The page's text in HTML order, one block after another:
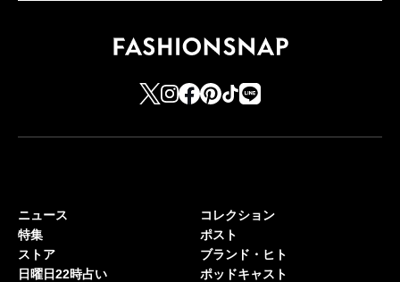
ニュース
特集
ストア
日曜日22時占い
コレクション
ポスト
ブランド・ヒト
ポッドキャスト